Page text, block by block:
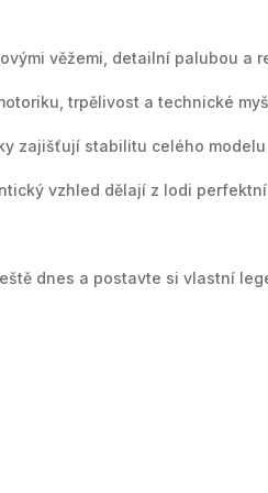
věžemi, detailní palubou a
trpělivost a technické
zajišťují stabilitu celého
vzhled dělají z lodi
dnes a postavte si vlastní